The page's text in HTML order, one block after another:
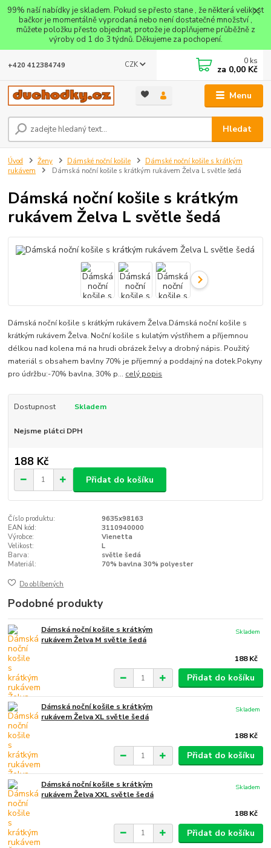
99% naší nabídky je skladem. Pokud se přesto stane , že některá velikost
bačkor je momentálně vyprodaná nebo není dostatečné množství ,
můžete položku přesto objednat, protože je doplňujeme průběžně z
výroby od 1 do 3 týdnů. Děkujeme za pochopení.
Menu
CZK
Hledat
+420 412384749 0 ks
za 0,00 Kč
Úvod Ženy Dámské noční košile
Dámské noční košile s krátkým
rukávem
Dámská noční košile s krátkým rukávem Želva L světle šedá
Dámská noční košile s krátkým
rukávem Želva L světle šedá
Dámská noční košile s krátkým rukávem Želva.Dámská noční košile s
krátkým rukávem Želva. Noční košile s kulatým výstřihem a příjemnou
délkou nad kolena má na hrudi obrázek želvy a drobný nápis. Použitý
materiál s obsahem bavlny 70% je příjemný a poddajný na dotek.Pokyny
pro údržbu:-70% bavlna, 30% p... celý popis
Dostupnost Skladem
Nejsme plátci DPH
188 Kč
Přidat do košíku
Číslo produktu:
9635x98163
EAN kód:
3110940000
Výrobce:
Vienetta
Velikost:
L
Barva:
světle šedá
Materiál:
70% bavlna 30% polyester
Do oblíbených
Podobné produkty
Dámská noční košile s krátkým
rukávem Želva M světle šedá
188 Kč
Skladem
Přidat do košíku
Dámská noční košile s krátkým
rukávem Želva XL světle šedá
188 Kč
Skladem
Přidat do košíku
Dámská noční košile s krátkým
rukávem Želva XXL světle šedá
188 Kč
Skladem
Přidat do košíku